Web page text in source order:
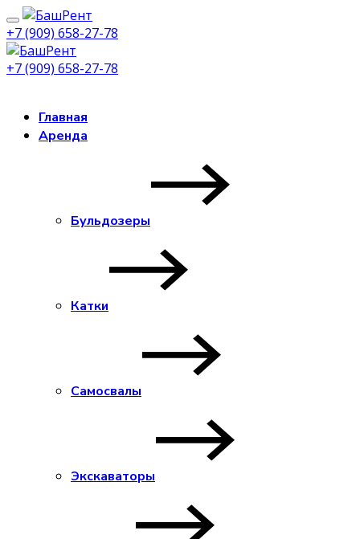
+7 (909) 658-27-78
+7 (909) 658-27-78
Главная
Аренда
Бульдозеры
Катки
Самосвалы
Экскаваторы